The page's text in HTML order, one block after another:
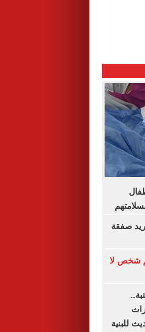
صفقة
شخص لا
للبنية